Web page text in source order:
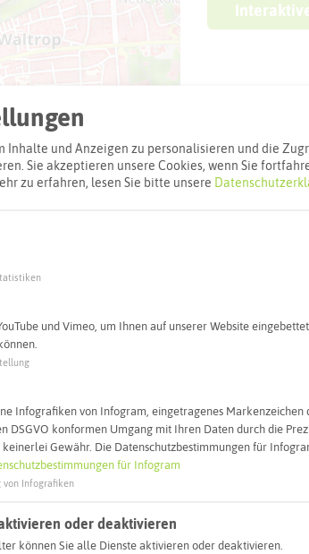
WALTROP
Inhalte und Anzeigen zu personalisieren und die
Sie akzeptieren unsere Cookies, wenn Sie
zu erfahren, lesen Sie bitte unsere
und Vimeo, um Ihnen auf unserer Website
Infografiken von Infogram, eingetragenes Markenzeichen
DSGVO konformen Umgang mit Ihren Daten durch die
Gewähr. Die Datenschutzbestimmungen für
für Infogram
von Infografiken
oder deaktivieren
können Sie alle Dienste aktivieren oder deaktivieren.